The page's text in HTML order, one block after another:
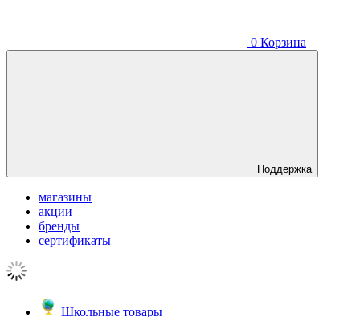
0 Корзина
Поддержка
магазины
акции
бренды
сертификаты
Школьные товары